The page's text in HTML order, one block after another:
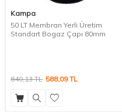
Kampa
50 LT Membran Yerli Üretim
Standart Bogaz Çapı 80mm
840,13TL 588,09TL